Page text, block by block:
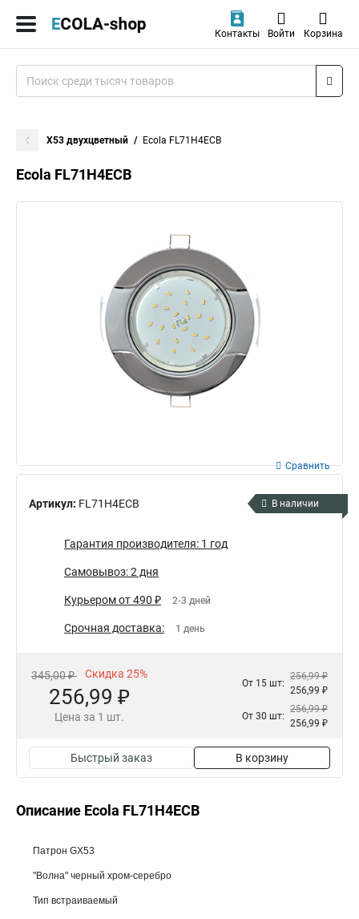
Контакты Войти Корзина
X53 двухцветный Ecola FL71H4ECB
Ecola FL71H4ECB
Артикул: FL71H4ECB
Сравнить
В наличии
Гарантия производителя: 1 год
Самовывоз: 2 дня
Курьером от 490 ₽ 2-3 дней
Срочная доставка: 1 день
345,00 ₽ Скидка 25%
256,99 ₽
Цена за 1 шт.
От 15 шт:
256,99 ₽
256,99 ₽
От 30 шт:
256,99 ₽
256,99 ₽
Быстрый заказ В корзину
Описание Ecola FL71H4ECB
Патрон GX53
"Волна" черный хром-серебро
Тип встраиваемый